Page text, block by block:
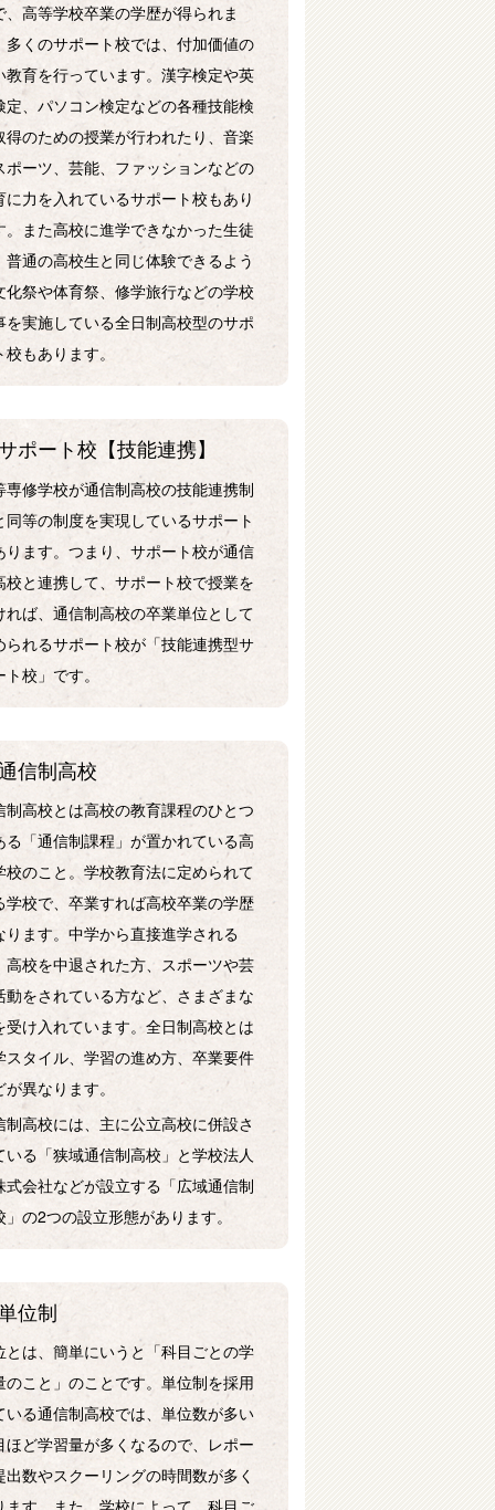
、高等学校卒業の学歴が得られま
多くのサポート校では、付加価値の
教育を行っています。漢字検定や英
定、パソコン検定などの各種技能検
得のための授業が行われたり、音楽
ポーツ、芸能、ファッションなどの
に力を入れているサポート校もあり
。また高校に進学できなかった生徒
普通の高校生と同じ体験できるよう
化祭や体育祭、修学旅行などの学校
を実施している全日制高校型のサポ
校もあります。
ポート校【技能連携】
専修学校が通信制高校の技能連携制
同等の制度を実現しているサポート
ります。つまり、サポート校が通信
校と連携して、サポート校で授業を
れば、通信制高校の卒業単位として
られるサポート校が「技能連携型サ
ト校」です。
信制高校
制高校とは高校の教育課程のひとつ
る「通信制課程」が置かれている高
校のこと。学校教育法に定められて
学校で、卒業すれば高校卒業の学歴
ります。中学から直接進学される
高校を中退された方、スポーツや芸
動をされている方など、さまざまな
受け入れています。全日制高校とは
スタイル、学習の進め方、卒業要件
が異なります。
制高校には、主に公立高校に併設さ
いる「狭域通信制高校」と学校法人
式会社などが設立する「広域通信制
」の2つの設立形態があります。
位制
とは、簡単にいうと「科目ごとの学
のこと」のことです。単位制を採用
いる通信制高校では、単位数が多い
ほど学習量が多くなるので、レポー
出数やスクーリングの時間数が多く
ます。また、学校によって、科目ご